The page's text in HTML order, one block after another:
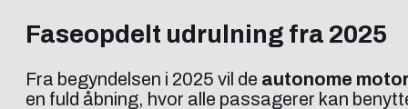
Faseopdelt udrulning fra 2025
Fra begyndelsen i 2025 vil de autonome
en fuld åbning, hvor alle passagerer kan